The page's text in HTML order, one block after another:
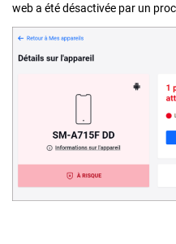
web a été désactivée par un